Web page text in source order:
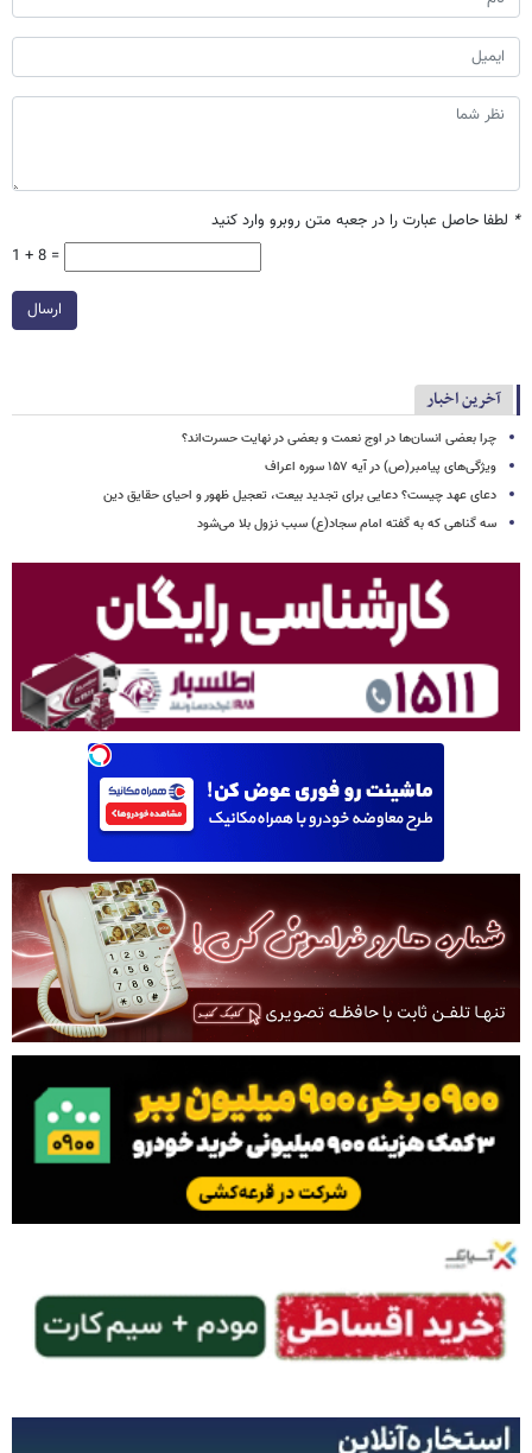
* لطفا حاصل عبارت را در جعبه متن روبرو وارد کنید
1 + 8 =
ارسال
آخرین اخبار
چرا بعضی انسان‌ها در اوج نعمت و بعضی در نهایت حسرت‌اند؟
ویژگی‌های پیامبر(ص) در آیه ۱۵۷ سوره اعراف
دعای عهد چیست؟ دعایی برای تجدید بیعت، تعجیل ظهور و احیای حقایق دین
سه گناهی که به گفته امام سجاد(ع) سبب نزول بلا می‌شود